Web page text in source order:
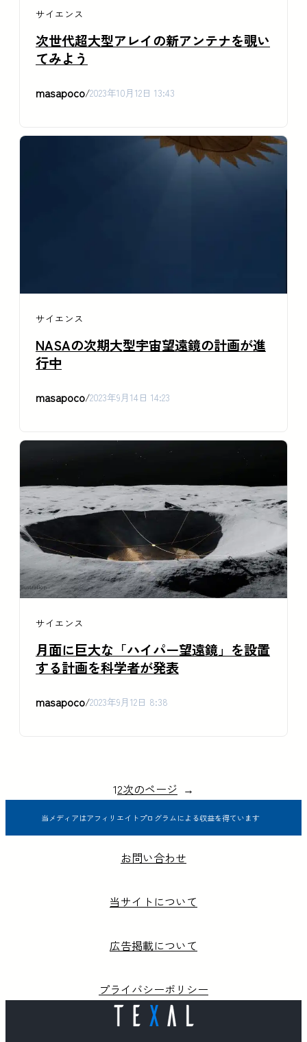
サイエンス
次世代超大型アレイの新アンテナを覗い
てみよう
masapoco/2023年10月12日 13:43
サイエンス
NASAの次期大型宇宙望遠鏡の計画が進
行中
masapoco/2023年9月14日 14:23
サイエンス
月面に巨大な「ハイパー望遠鏡」を設置
する計画を科学者が発表
masapoco/2023年9月12日 8:38
12次のページ →
当メディアはアフィリエイトプログラムによる収益を得ています
お問い合わせ
当サイトについて
広告掲載について
プライバシーポリシー